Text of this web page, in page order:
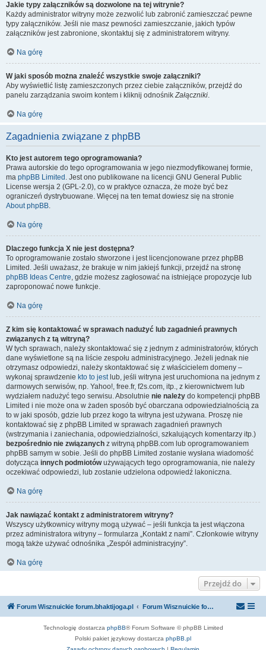
Jakie typy załączników są dozwolone na tej witrynie?
Każdy administrator witryny może zezwolić lub zabronić zamieszczać pewne
typy załączników. Jeśli nie masz pewności zamieszczanie, jakich typów
załączników jest zabronione, skontaktuj się z administratorem witryny.
Na górę
W jaki sposób można znaleźć wszystkie swoje załączniki?
Aby wyświetlić listę zamieszczonych przez ciebie załączników, przejdź do
panelu zarządzania swoim kontem i kliknij odnośnikZałączniki.
Na górę
Zagadnienia związane z phpBB
Kto jest autorem tego oprogramowania?
Prawa autorskie do tego oprogramowania w jego niezmodyfikowanej formie,
ma phpBB Limited . Jest ono publikowane na licencji GNU General Public
License wersja 2 (GPL-2.0), co w praktyce oznacza, że może być bez
ograniczeń dystrybuowane. Więcej na ten temat dowiesz się na stronie
About phpBB.
Na górę
Dlaczego funkcja X nie jest dostępna?
To oprogramowanie zostało stworzone i jest licencjonowane przez phpBB
Limited. Jeśli uważasz, że brakuje w nim jakiejś funkcji, przejdź na stronę
phpBB Ideas Centre, gdzie możesz zagłosować na istniejące propozycje lub
zaproponować nowe funkcje.
Na górę
Z kim się kontaktować w sprawach nadużyć lub zagadnień prawnych
związanych z tą witryną?
W tych sprawach, należy skontaktować się z jednym z administratorów, których
dane wyświetlone są na liście zespołu administracyjnego. Jeżeli jednak nie
otrzymasz odpowiedzi, należy skontaktować się z właścicielem domeny –
wykonaj sprawdzenie kto to jestlub, jeśli witryna jest uruchomiona na jednym z
darmowych serwisów, np. Yahoo!, free.fr, f2s.com, itp., z kierownictwem lub
wydziałem nadużyć tego serwisu. Absolutnie nie należy do kompetencji phpBB
Limited i nie może ona w żaden sposób być obarczana odpowiedzialnością za
to w jaki sposób, gdzie lub przez kogo ta witryna jest używana. Proszę nie
kontaktować się z phpBB Limited w sprawach zagadnień prawnych
(wstrzymania i zaniechania, odpowiedzialności, szkalujących komentarzy itp.)
bezpośrednio nie związanych z witryną phpBB.com lub oprogramowaniem
phpBB samym w sobie. Jeśli do phpBB Limited zostanie wysłana wiadomość
dotycząca innych podmiotówużywających tego oprogramowania, nie należy
oczekiwać odpowiedzi, lub zostanie udzielona odpowiedź lakoniczna.
Na górę
Jak nawiązać kontakt z administratorem witryny?
Wszyscy użytkownicy witryny mogą używać – jeśli funkcja ta jest włączona
przez administratora witryny – formularza „Kontakt z nami”. Członkowie witryny
mogą także używać odnośnika „Zespół administracyjny”.
Na górę
Przejdź do
Forum Wisznuickie forum.bhaktijoga.pl Forum Wisznuickie forum.bhaktijoga.pl
Technologię dostarcza phpBB® Forum Software © phpBB Limited
Polski pakiet językowy dostarcza phpBB.pl